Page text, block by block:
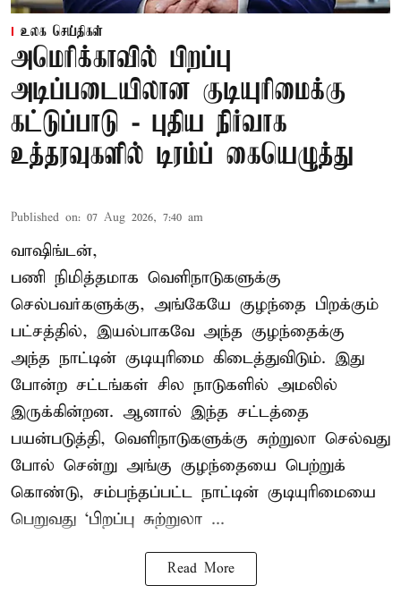
உலக செய்திகள்
அமெரிக்காவில் பிறப்பு
அடிப்படையிலான குடியுரிமைக்கு
கட்டுப்பாடு - புதிய நிர்வாக
உத்தரவுகளில் டிரம்ப் கையெழுத்து
Published on: 07 Aug 2026, 7:40 am
வாஷிங்டன்,
பணி நிமித்தமாக வெளிநாடுகளுக்கு
செல்பவர்களுக்கு, அங்கேயே குழந்தை பிறக்கும்
பட்சத்தில், இயல்பாகவே அந்த குழந்தைக்கு
அந்த நாட்டின் குடியுரிமை கிடைத்துவிடும். இது
போன்ற சட்டங்கள் சில நாடுகளில் அமலில்
இருக்கின்றன. ஆனால் இந்த சட்டத்தை
பயன்படுத்தி, வெளிநாடுகளுக்கு சுற்றுலா செல்வது
போல் சென்று அங்கு குழந்தையை பெற்றுக்
கொண்டு, சம்பந்தப்பட்ட நாட்டின் குடியுரிமையை
பெறுவது ‘பிறப்பு சுற்றுலா ...
Read More